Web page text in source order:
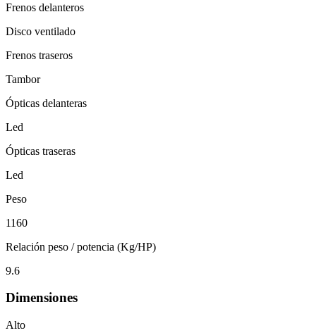
Frenos delanteros
Disco ventilado
Frenos traseros
Tambor
Ópticas delanteras
Led
Ópticas traseras
Led
Peso
1160
Relación peso / potencia (Kg/HP)
9.6
Dimensiones
Alto